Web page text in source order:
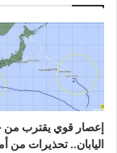
إعصار قوي يقترب من
اليابان.. تحذيرات من